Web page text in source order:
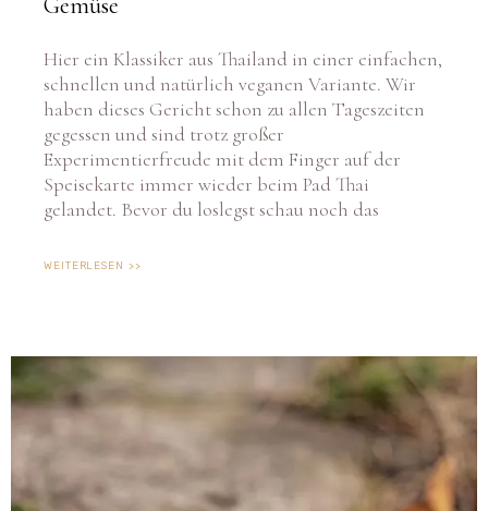
schnellen und natürlich veganen Variante. Wir
haben dieses Gericht schon zu allen Tageszeiten
gegessen und sind trotz großer
Experimentierfreude mit dem Finger auf der
Speisekarte immer wieder beim Pad Thai
gelandet. Bevor du loslegst schau noch das